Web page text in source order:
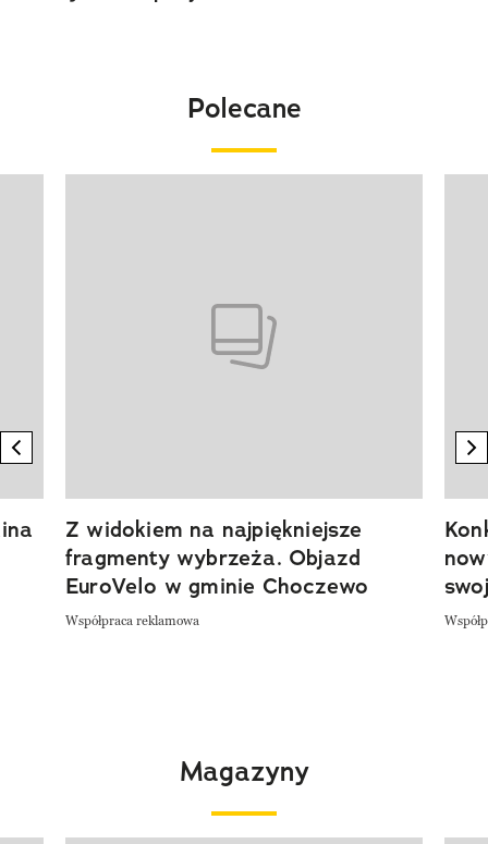
Polecane
previous element
Z widokiem na najpiękniejsze
fragmenty wybrzeża. Objazd
EuroVelo w gminie Choczewo
Współpraca reklamowa
Magazyny